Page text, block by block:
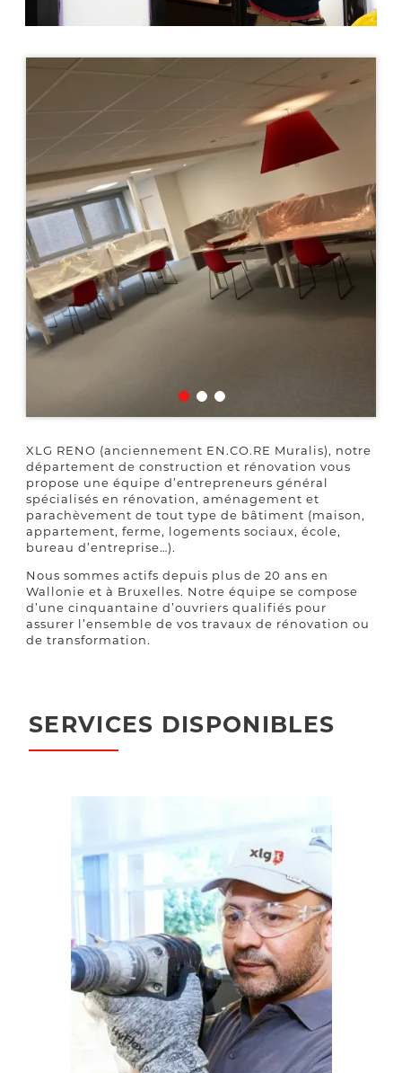
XLG RENO (anciennement EN.CO.RE Muralis), notre
département de construction et rénovation vous
propose une équipe d’entrepreneurs général
spécialisés en rénovation, aménagement et
parachèvement de tout type de bâtiment (maison,
appartement, ferme, logements sociaux, école,
bureau d’entreprise…).
Nous sommes actifs depuis plus de 20 ans en
Wallonie et à Bruxelles. Notre équipe se compose
d’une cinquantaine d’ouvriers qualifiés pour
assurer l’ensemble de vos travaux de rénovation ou
de transformation.
SERVICES DISPONIBLES